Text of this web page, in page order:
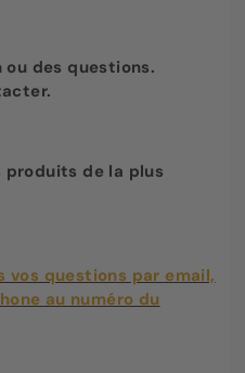
ou des questions.
produits de la plus
vos questions par email,
au numéro du